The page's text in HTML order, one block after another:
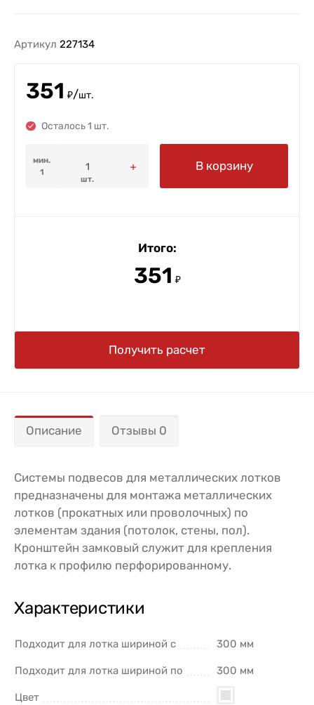
Артикул 227134
351 ₽/шт.
Осталось 1 шт.
мин.
1
шт.
В корзину
Итого:
351 ₽
Получить расчет
Описание Отзывы 0
Системы подвесов для металлических лотков
предназначены для монтажа металлических
лотков (прокатных или проволочных) по
элементам здания (потолок, стены, пол).
Кронштейн замковый служит для крепления
лотка к профилю перфорированному.
Характеристики
Подходит для лотка шириной с 300 мм
Подходит для лотка шириной по 300 мм
Цвет